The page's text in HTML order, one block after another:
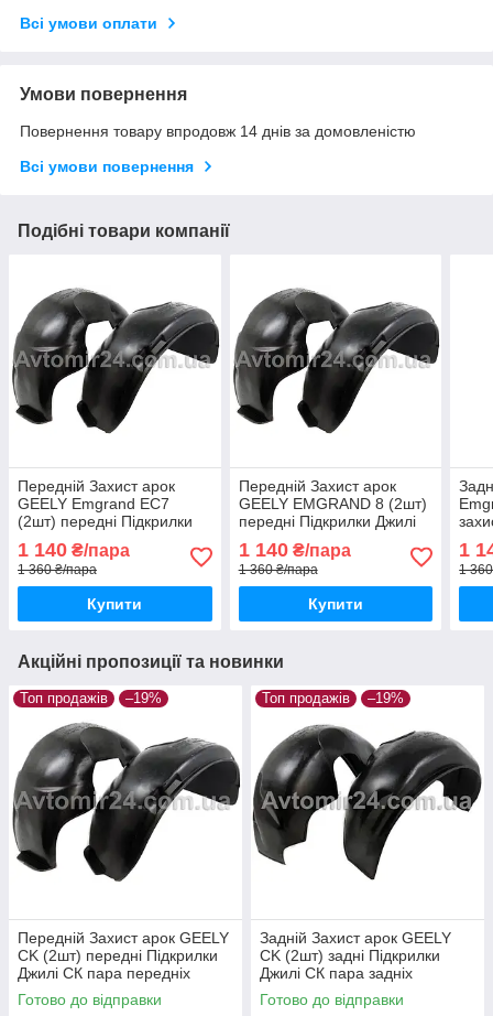
Всі умови оплати
Умови повернення
Повернення товару впродовж 14 днів за домовленістю
Всі умови повернення
Подібні товари компанії
Передній Захист арок
GEELY Emgrand EC7
(2шт) передні Підкрилки
передніх
1 140 ₴/пара
1 360 ₴/пара
Купити
Передній Захист арок
GEELY EMGRAND 8 (2шт)
передні Підкрилки Джилі
1 140₴/пара
1 360 ₴/пара
Купити
1
1
Акційні пропозиції та новинки
Топ продажів –19%
Передній Захист арок GEELY
СK (2шт) передні Підкрилки
Джилі СК пара передніх
Готово до відправки
Топ продажів –19%
Задній Захист арок GEELY
СK (2шт) задні Підкрилки
Джилі СК пара задніх
Готово до відправки